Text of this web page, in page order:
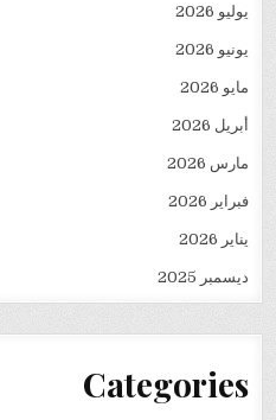
يوليو 2026
يونيو 2026
مايو 2026
أبريل 2026
مارس 2026
فبراير 2026
يناير 2026
ديسمبر 2025
Categories